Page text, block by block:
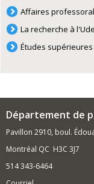
Affaires
La recherche à
Études
Département de
Pavillon 2910, boul.
Montréal QC H3C 3J7
514 343-6464